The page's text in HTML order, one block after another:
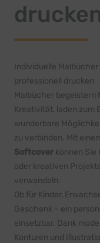
Individuelle
professionell drucken
Malbücher begeistern
Kreativität, laden zum
wunderbare
zu verbinden. Mit
Softcover können Sie
oder kreativen
verwandeln.
Ob für Kinder,
Geschenk – ein
einsetzbar. Dank
Konturen und